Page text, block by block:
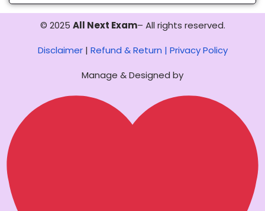
© 2025 All Next Exam– All rights reserved.
Disclaimer| Refund & Return | Privacy Policy
Manage & Designed by